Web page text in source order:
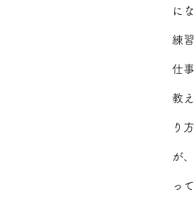
に
練
仕
教
り
が
っ